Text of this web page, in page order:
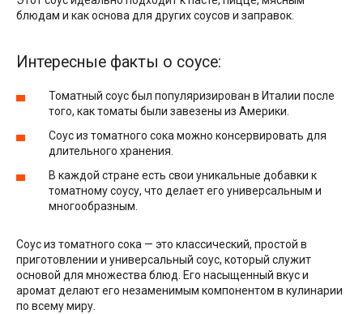
блюдам и как основа для других соусов и заправок.
Интересные факты о соусе:
Томатный соус был популяризирован в Италии после
того, как томаты были завезены из Америки.
Соус из томатного сока можно консервировать для
длительного хранения.
В каждой стране есть свои уникальные добавки к
томатному соусу, что делает его универсальным и
многообразным.
Соус из томатного сока — это классический, простой в
приготовлении и универсальный соус, который служит
основой для множества блюд. Его насыщенный вкус и
аромат делают его незаменимым компонентом в кулинарии
по всему миру.